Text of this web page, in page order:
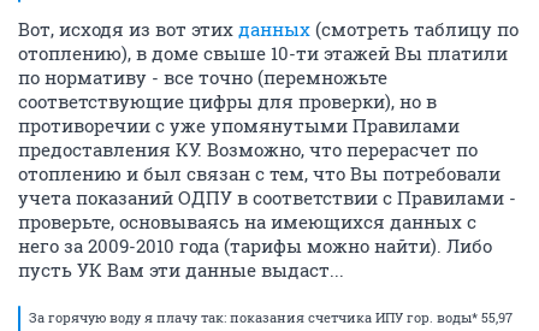
Вот, исходя из вот этих данных (смотреть таблицу по
отоплению), в доме свыше 10-ти этажей Вы платили
по нормативу - все точно (перемножьте
соответствующие цифры для проверки), но в
противоречии с уже упомянутыми Правилами
предоставления КУ. Возможно, что перерасчет по
отоплению и был связан с тем, что Вы потребовали
учета показаний ОДПУ в соответствии с Правилами -
проверьте, основываясь на имеющихся данных с
него за 2009-2010 года (тарифы можно найти). Либо
пусть УК Вам эти данные выдаст...
За горячую воду я плачу так: показания счетчика ИПУ гор. воды* 55,97